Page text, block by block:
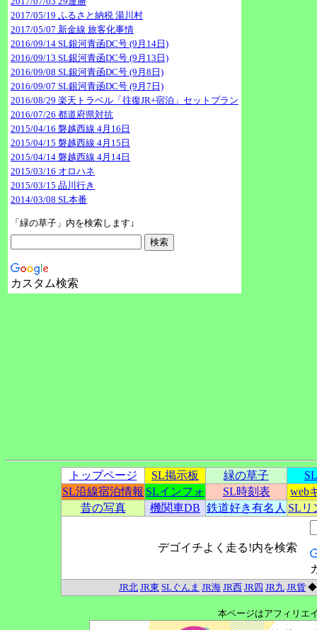
2017/05/19 ふるさと納税 湯川村
2017/05/07 新金線 旅客化事情
2016/09/14 SL銀河青函DC号 (9月14日)
2016/09/13 SL銀河青函DC号 (9月13日)
2016/09/08 SL銀河青函DC号 (9月8日)
2016/09/07 SL銀河青函DC号 (9月7日)
2016/08/29 楽天トラベル「往復JR+宿泊」セットプラン
2016/07/26 都道府県対抗
2015/04/16 磐越西線 4月16日
2015/04/15 磐越西線 4月15日
2015/04/14 磐越西線 4月14日
2015/03/16 オロハネ
2015/03/15 品川行き
2014/03/08 SL本番
「緑の草子」内を検索します↓
カスタム検索
トップページ SL掲示板 緑の草子
SL沿線宿泊情報 SLインフォ SL時刻表
web
昔の写真
機関車DB 鉄道好き有名人 SLリ
デゴイチよく走る!内を検索
JR北 JR東 SLぐんま JR海 JR西 JR四 JR九 JR貨
本ページはアフィリエ